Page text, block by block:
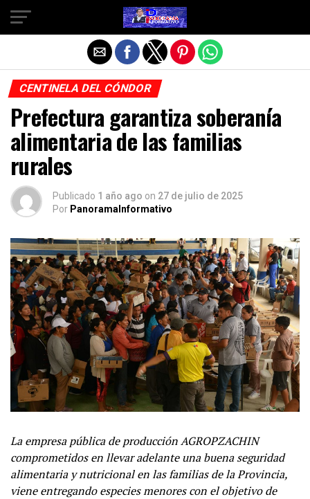
CENTINELA DEL CÓNDOR
Prefectura garantiza soberanía
alimentaria de las familias
rurales
Publicado 1 año ago on 27 de julio de 2025
Por PanoramaInformativo
La empresa pública de producción AGROPZACHIN
comprometidos en llevar adelante una buena seguridad
alimentaria y nutricional en las familias de la Provincia,
viene entregando especies menores con el objetivo de
Salir de la versión móvil